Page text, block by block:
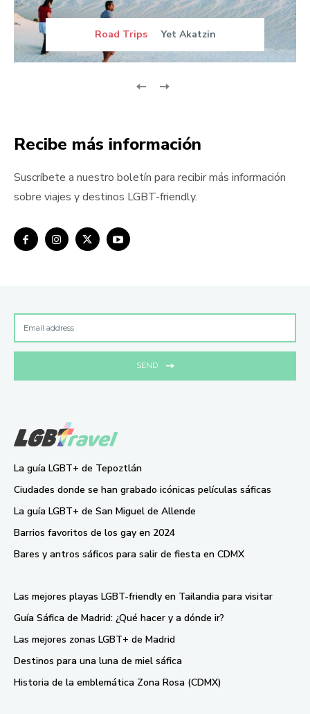
Road Trips Yet Akatzin
Recibe más información
Suscríbete a nuestro boletín para recibir más información
sobre viajes y destinos LGBT-friendly.
SEND
La guía LGBT+ de Tepoztlán
Ciudades donde se han grabado icónicas películas sáficas
La guía LGBT+ de San Miguel de Allende
Barrios favoritos de los gay en 2024
Bares y antros sáficos para salir de fiesta en CDMX
Las mejores playas LGBT-friendly en Tailandia para visitar
Guía Sáfica de Madrid: ¿Qué hacer y a dónde ir?
Las mejores zonas LGBT+ de Madrid
Destinos para una luna de miel sáfica
Historia de la emblemática Zona Rosa (CDMX)